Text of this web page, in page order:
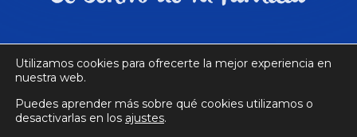
de cookies | Desarrollado por 3COM
Utilizamos cookies para ofrecerte la mejor experiencia en
nuestra web.
Puedes aprender más sobre qué cookies utilizamos o
desactivarlas en los ajustes.